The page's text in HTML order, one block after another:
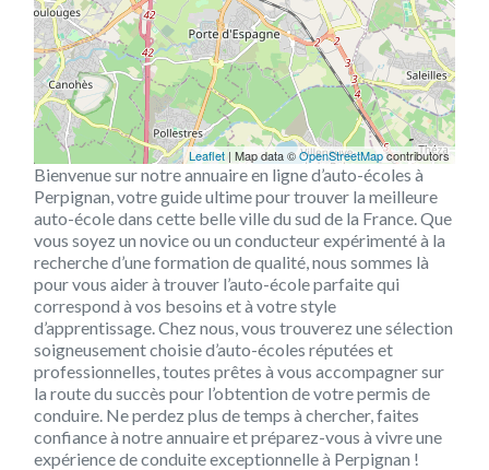
Leaflet | Map data ©OpenStreetMapcontributors
Bienvenue sur notre annuaire en ligne d’auto-écoles à
Perpignan, votre guide ultime pour trouver la meilleure
auto-école dans cette belle ville du sud de la France. Que
vous soyez un novice ou un conducteur expérimenté à la
recherche d’une formation de qualité, nous sommes là
pour vous aider à trouver l’auto-école parfaite qui
correspond à vos besoins et à votre style
d’apprentissage. Chez nous, vous trouverez une sélection
soigneusement choisie d’auto-écoles réputées et
professionnelles, toutes prêtes à vous accompagner sur
la route du succès pour l’obtention de votre permis de
conduire. Ne perdez plus de temps à chercher, faites
confiance à notre annuaire et préparez-vous à vivre une
expérience de conduite exceptionnelle à Perpignan !